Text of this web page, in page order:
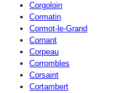
Corgoloin
Cormatin
Cormot-le-Grand
Cornant
Corpeau
Corrombles
Corsaint
Cortambert